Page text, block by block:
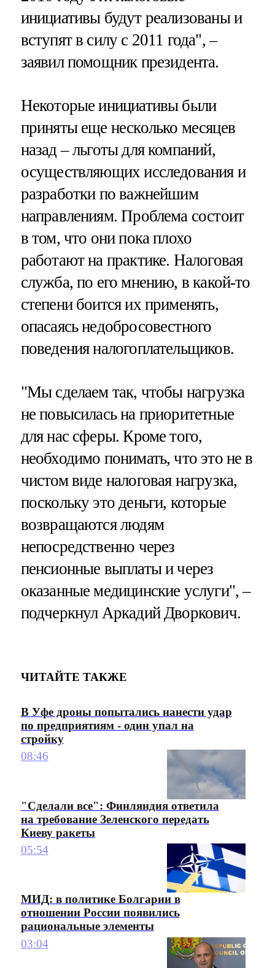
инициативы будут реализованы и
вступят в силу с 2011 года", –
заявил помощник президента.
Некоторые инициативы были
приняты еще несколько месяцев
назад – льготы для компаний,
осуществляющих исследования и
разработки по важнейшим
направлениям. Проблема состоит
в том, что они пока плохо
работают на практике. Налоговая
служба, по его мнению, в какой-то
степени боится их применять,
опасаясь недобросовестного
поведения налогоплательщиков.
"Мы сделаем так, чтобы нагрузка
не повысилась на приоритетные
для нас сферы. Кроме того,
необходимо понимать, что это не в
чистом виде налоговая нагрузка,
поскольку это деньги, которые
возвращаются людям
непосредственно через
пенсионные выплаты и через
оказанные медицинские услуги", –
подчеркнул Аркадий Дворкович.
ЧИТАЙТЕ ТАКЖЕ
В Уфе дроны попытались нанести удар
по предприятиям - один упал на
стройку
08:46
"Сделали все": Финляндия ответила
на требование Зеленского передать
Киеву ракеты
05:54
МИД: в политике Болгарии в
отношении России появились
рациональные элементы
03:04